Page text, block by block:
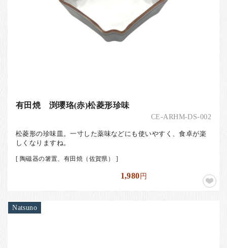
有田焼 渕瓔珞(赤)松菱形珍味
CE-ARHM-DS-002
松菱形の珍味皿。一寸した薬味などにも使いやすく、食卓が楽
しくなりますね。
[ 陶磁器の箸置、有田焼（佐賀県） ]
1,980円
Natsuno